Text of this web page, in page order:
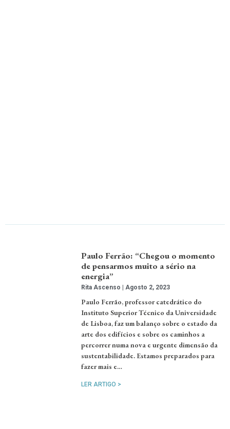
Paulo Ferrão: “Chegou o momento
de pensarmos muito a sério na
energia”
Rita Ascenso Agosto 2, 2023
Paulo Ferrão, professor catedrático do
Instituto Superior Técnico da Universidade
de Lisboa, faz um balanço sobre o estado da
arte dos edifícios e sobre os caminhos a
percorrer numa nova e urgente dimensão da
sustentabilidade. Estamos preparados para
fazer mais e…
LER ARTIGO >